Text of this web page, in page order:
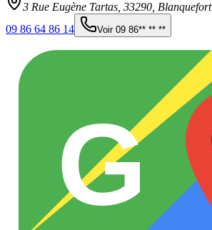
3 Rue Eugène Tartas, 33290 Blanquefort
09 86 64 86 14
Voir 09 86** ** **
G